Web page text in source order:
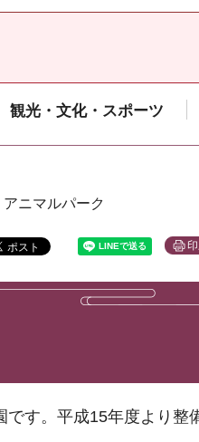
観光・文化・スポーツ
ニマルパーク
です。平成15年度より整